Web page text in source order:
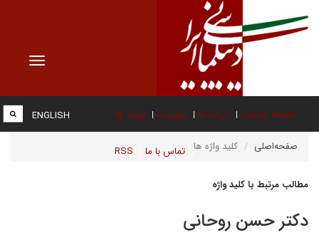
Toggle
صفحه نخست درباره ما عضویت پیوند ها
تماس با ما RSS
ENGLISH
صفحه‌اصلی کلید واژه ها
مطالب مرتبط با کلید واژه
دکتر حسن روحانی